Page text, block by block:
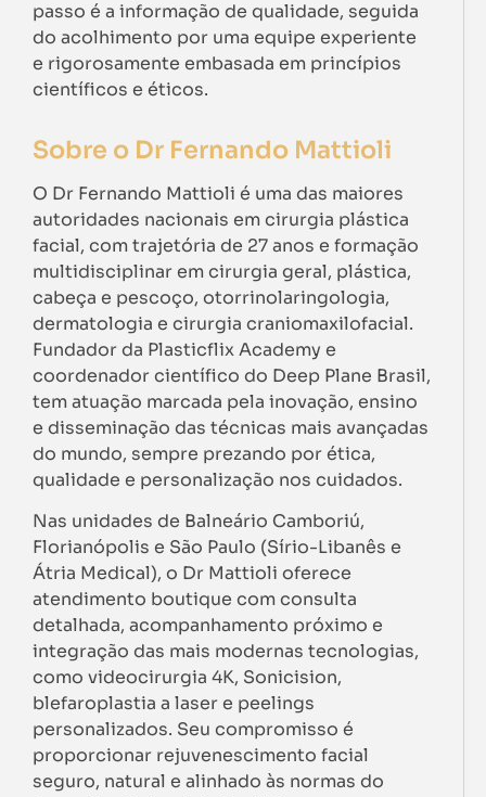
passo é a informação de qualidade, seguida
do acolhimento por uma equipe experiente
e rigorosamente embasada em princípios
científicos e éticos.
Sobre o Dr Fernando Mattioli
O Dr Fernando Mattioli é uma das maiores
autoridades nacionais em cirurgia plástica
facial, com trajetória de 27 anos e formação
multidisciplinar em cirurgia geral, plástica,
cabeça e pescoço, otorrinolaringologia,
dermatologia e cirurgia craniomaxilofacial.
Fundador da Plasticflix Academy e
coordenador científico do Deep Plane Brasil,
tem atuação marcada pela inovação, ensino
e disseminação das técnicas mais avançadas
do mundo, sempre prezando por ética,
qualidade e personalização nos cuidados.
Nas unidades de Balneário Camboriú,
Florianópolis e São Paulo (Sírio-Libanês e
Átria Medical), o Dr Mattioli oferece
atendimento boutique com consulta
detalhada, acompanhamento próximo e
integração das mais modernas tecnologias,
como videocirurgia 4K, Sonicision,
blefaroplastia a laser e peelings
personalizados. Seu compromisso é
proporcionar rejuvenescimento facial
seguro, natural e alinhado às normas do